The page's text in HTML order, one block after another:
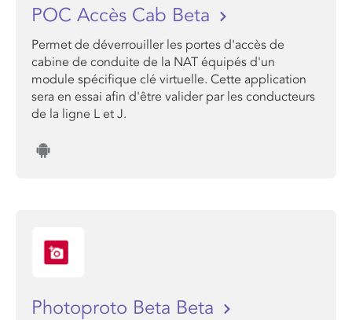
POC Accès Cab Beta
Permet de déverrouiller les portes d'accès de
cabine de conduite de la NAT équipés d'un
module spécifique clé virtuelle. Cette application
sera en essai afin d'être valider par les conducteurs
de la ligne L et J.
Photoproto Beta Beta